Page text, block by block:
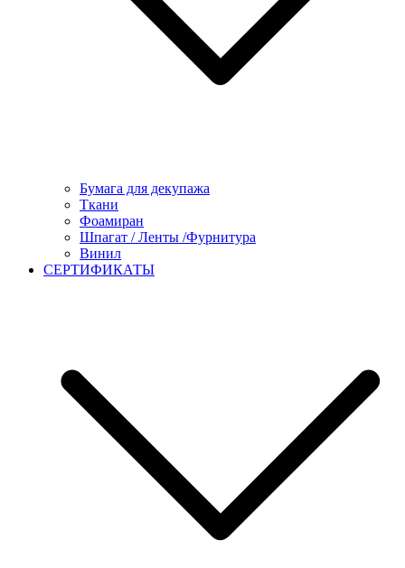
Бумага для декупажа
Ткани
Фоамиран
Шпагат / Ленты /Фурнитура
Винил
СЕРТИФИКАТЫ